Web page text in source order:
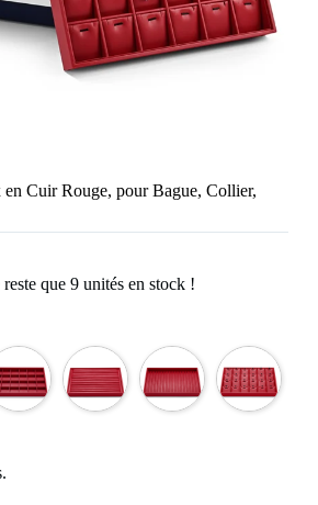
Cuir Rouge, pour Bague, Collier,
que 9 unités en stock !